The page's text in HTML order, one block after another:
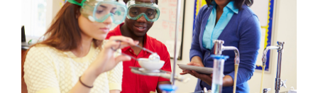
Educação a Distância
Educação de Jovens e Adultos